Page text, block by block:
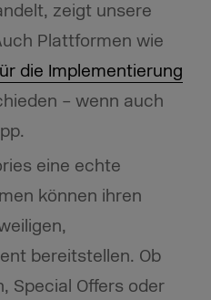
zeigt unsere
Plattformen wie
die Implementierung
– wenn auch
eine echte
können ihren
bereitstellen. Ob
Special Offers oder